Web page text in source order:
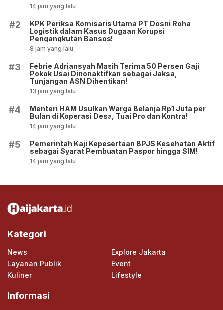
14 jam yang lalu
#2
KPK Periksa Komisaris Utama PT Dosni Roha
Logistik dalam Kasus Dugaan Korupsi
Pengangkutan Bansos!
8 jam yang lalu
#3
Febrie Adriansyah Masih Terima 50 Persen Gaji
Pokok Usai Dinonaktifkan sebagai Jaksa,
Tunjangan ASN Dihentikan!
13 jam yang lalu
#4
Menteri HAM Usulkan Warga Belanja Rp1 Juta per
Bulan di Koperasi Desa, Tuai Pro dan Kontra!
14 jam yang lalu
#5
Pemerintah Kaji Kepesertaan BPJS Kesehatan Aktif
sebagai Syarat Pembuatan Paspor hingga SIM!
14 jam yang lalu
Kategori
News
Explore Jakarta
Layanan Publik
Event
Kuliner
Lifestyle
Informasi